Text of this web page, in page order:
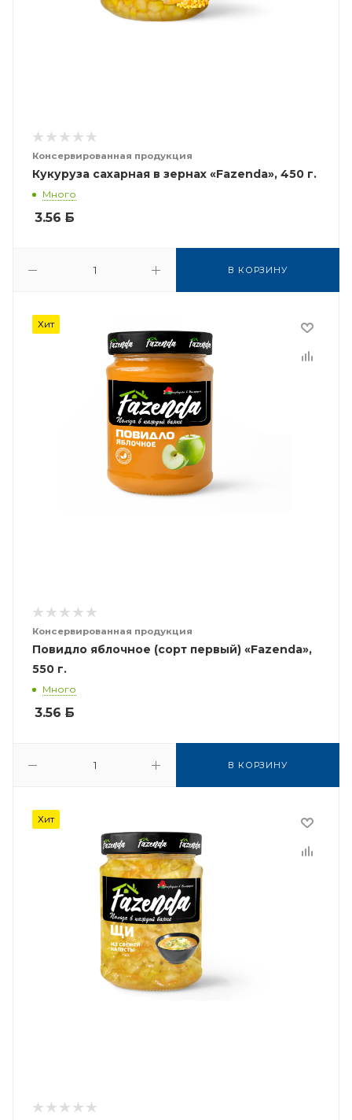
Консервированная продукция
Кукуруза сахарная в зернах «Fazenda», 450 г.
Много
3.56 Б
В КОРЗИНУ
Хит
Консервированная продукция
Повидло яблочное (сорт первый) «Fazenda»,
550 г.
Много
3.56 Б
В КОРЗИНУ
Хит